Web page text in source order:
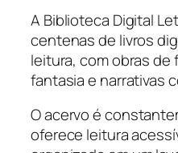
A Biblioteca Digital
centenas de livros
leitura, com obras de
fantasia e narrativas
O acervo é
oferece leitura